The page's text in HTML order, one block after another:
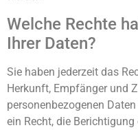
Welche Rechte
Ihrer Daten?
Sie haben jederzeit das
Herkunft, Empfänger und
personenbezogenen
ein Recht, die